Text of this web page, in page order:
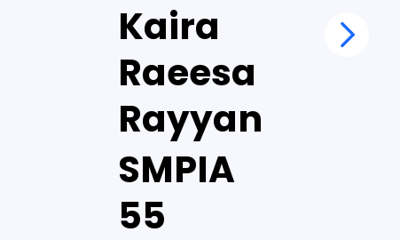
Kaira
Raeesa
Rayyan
SMPIA
55